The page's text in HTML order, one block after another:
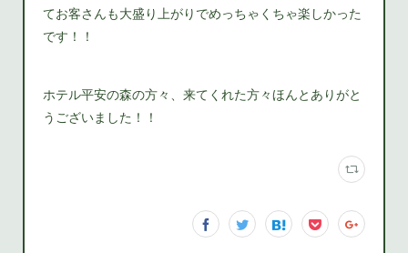
てお客さんも大盛り上がりでめっちゃくちゃ楽しかった
です！！
ホテル平安の森の方々、来てくれた方々ほんとありがと
うございました！！